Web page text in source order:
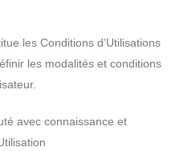
les Conditions d’Utilisations
les modalités et conditions
avec connaissance et